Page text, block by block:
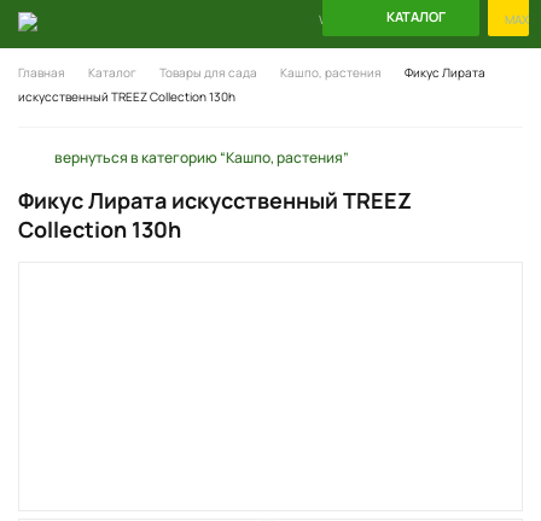
КАТАЛОГ
WhatsApp Telegram MAX
Главная Каталог Товары для сада Кашпо, растения
Фикус Лирата
искусственный TREEZ Collection 130h
вернуться в категорию “Кашпо, растения”
Фикус Лирата искусственный TREEZ
Collection 130h